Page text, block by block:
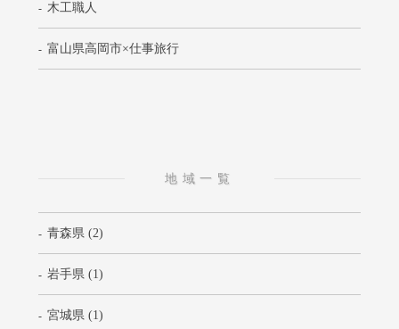
木工職人
富山県高岡市×仕事旅行
地域一覧
青森県 (2)
岩手県 (1)
宮城県 (1)